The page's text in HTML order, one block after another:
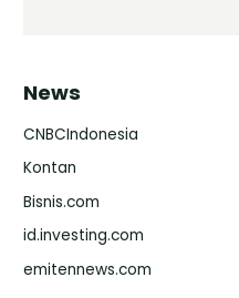
News
CNBCIndonesia
Kontan
Bisnis.com
id.investing.com
emitennews.com